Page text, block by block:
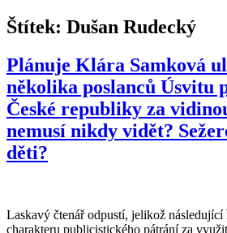
Štítek: Dušan Rudecký
Plánuje Klára Samková
několika poslanců Úsvitu
České republiky za
nemusí nikdy vidět?
děti?
Laskavý čtenář odpustí, jelikož následující
charakteru publicistického pátrání za